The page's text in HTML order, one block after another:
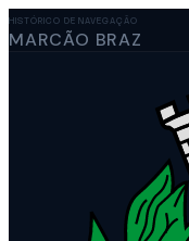
HISTÓRICO DE NAVEGAÇÃO
MARCÃO BRAZ